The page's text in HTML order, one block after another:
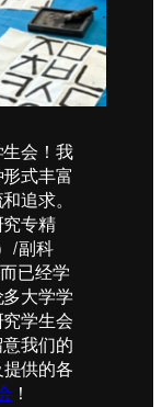
会！我
式丰富
追求。
专精
/副科
已经学
大学学
学生会
我们的
供的各
！